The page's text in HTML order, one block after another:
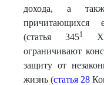
дохода, а
причитающихся
(статья 3451
ограничивают
защиту от
жизнь (статья 28